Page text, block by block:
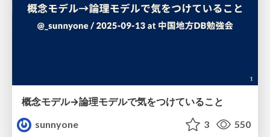
概念モデル→論理モデルで気をつけていること
sunnyone
3 550